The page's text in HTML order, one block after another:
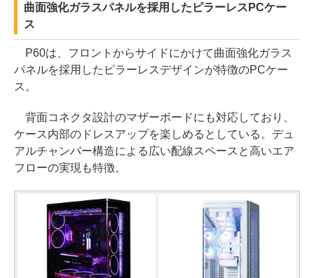
曲面強化ガラスパネルを採用したピラーレスPCケー
ス
P60は、フロントからサイドにかけて曲面強化ガラス
パネルを採用したピラーレスデザインが特徴のPCケー
ス。
背面コネクタ設計のマザーボードにも対応しており、
ケース内部のドレスアップを楽しめるとしている。デュ
アルチャンバー構造による広い配線スペースと高いエア
フローの実現も特徴。